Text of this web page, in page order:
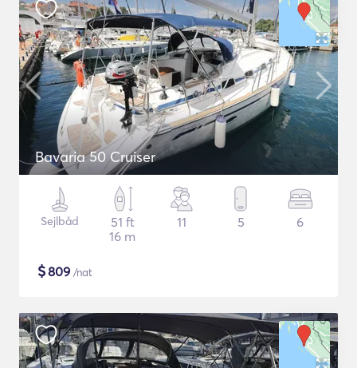
Bavaria 50 Cruiser
Sejlbåd
51 ft
16 m
11 5 6
$809 /nat